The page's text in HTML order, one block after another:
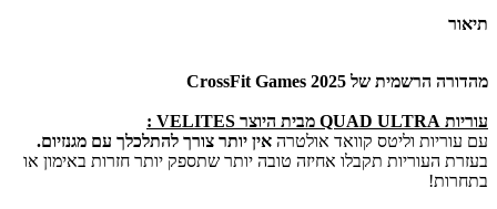
תיאור
מהדורה הרשמית של CrossFit Games 2025
עוריות QUAD ULTRA מבית היוצר VELITES :
עם עוריות וליטס קוואד אולטרה אין יותר צורך להתלכלך עם מגנזיום.
בעזרת העוריות תקבלו אחיזה טובה יותר שתספק יותר חזרות באימון או
בתחרות!